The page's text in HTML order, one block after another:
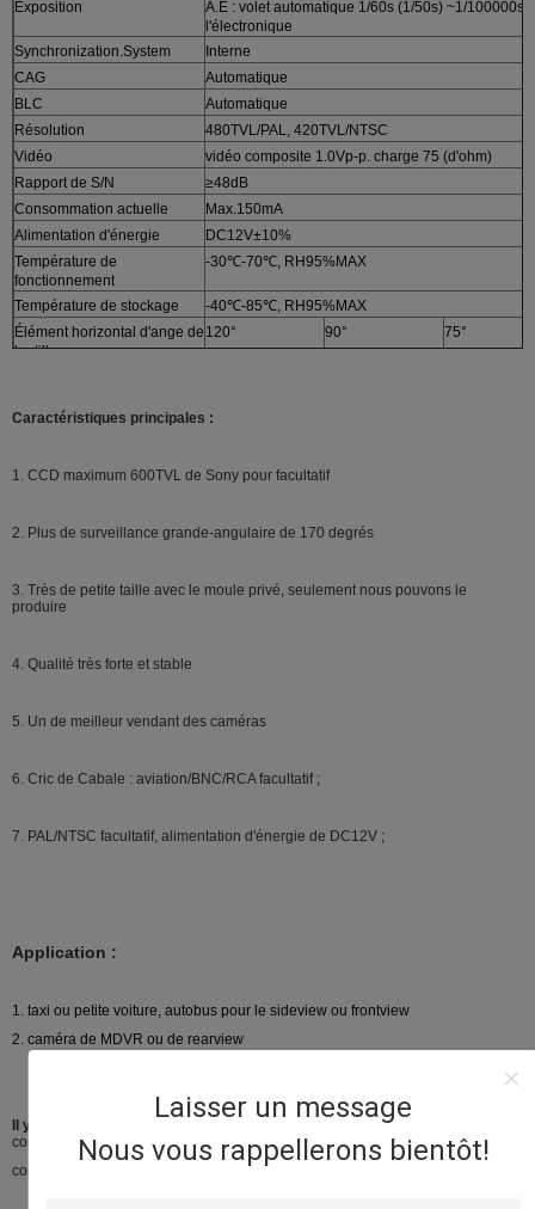
Laisser un message
Nous vous rappellerons bientôt!
Exposition
A.E : volet automatique 1/60s (1/50s) ~1/100000s
l'électronique
Synchronization.System
Interne
CAG
Automatique
BLC
Automatique
Résolution
480TVL/PAL, 420TVL/NTSC
Vidéo
vidéo composite 1.0Vp-p. charge 75 (d'ohm)
Rapport de S/N
≥48dB
Consommation actuelle
Max.150mA
Alimentation d'énergie
DC12V±10%
Température de
fonctionnement
-30℃-70℃, RH95%MAX
Température de stockage
-40℃-85℃, RH95%MAX
Élément horizontal d'ange de
lentille
120° 90° 75°
Illumination minimum
0 lux (le 8Pcs étant mené DESSUS)
Caractéristiques principales :
1. CCD maximum 600TVL de Sony pour facultatif
2. Plus de surveillance grande-angulaire de 170 degrés
3. Très de petite taille avec le moule privé, seulement nous pouvons le
produire
4. Qualité très forte et stable
5. Un de meilleur vendant des caméras
6. Cric de Cabale : aviation/BNC/RCA facultatif ;
7. PAL/NTSC facultatif, alimentation d'énergie de DC12V ;
Application :
1. taxi ou petite voiture, autobus pour le sideview ou frontview
2. caméra de MDVR ou de rearview
Il y a trois connecteurs pour la caméra cachée par voiture
connecteurs de BNC,
comme l'image ci-dessous.